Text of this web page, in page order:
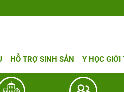
HỖ TRỢ SINH SẢN Y HỌC GIỚI